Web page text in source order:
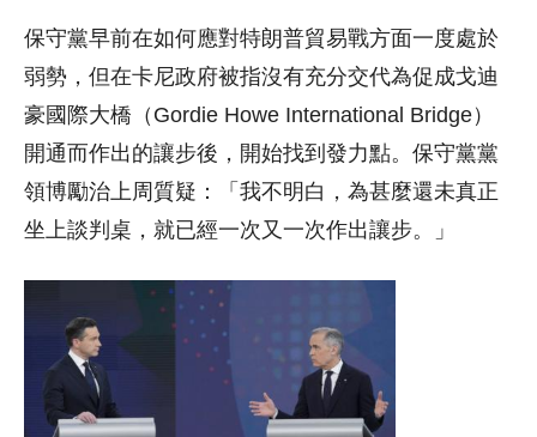
保守黨早前在如何應對特朗普貿易戰方面一度處於
弱勢，但在卡尼政府被指沒有充分交代為促成戈迪
豪國際大橋（Gordie Howe International Bridge）
開通而作出的讓步後，開始找到發力點。保守黨黨
領博勵治上周質疑：「我不明白，為甚麼還未真正
坐上談判桌，就已經一次又一次作出讓步。」